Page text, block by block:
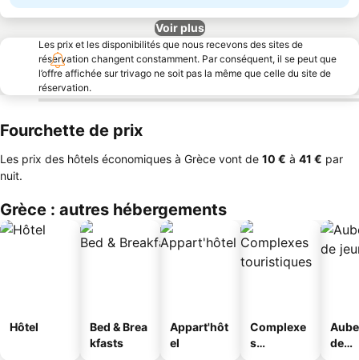
Voir plus
Les prix et les disponibilités que nous recevons des sites de
réservation changent constamment. Par conséquent, il se peut que
l’offre affichée sur trivago ne soit pas la même que celle du site de
réservation.
Fourchette de prix
Les prix des hôtels économiques à Grèce vont de ‎10 € à ‎41 € par
nuit.
Grèce : autres hébergements
Hôtel
Bed & Brea
kfasts
Appart'hôt
el
Complexe
s
de